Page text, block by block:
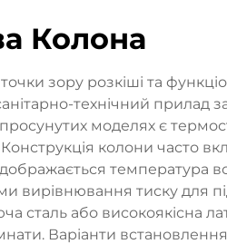
Колона
зору розкіші та
технічний прилад
моделях є
колони часто
температура
вирівнювання тиску для
сталь або високоякісна
Варіанти